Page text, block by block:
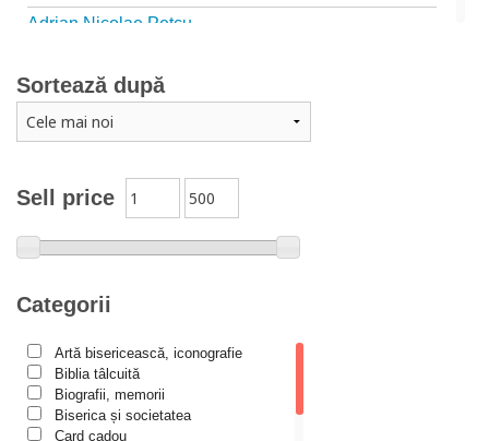
Adrian Nicolae Petcu
Adriana Petrescu
Alexandra Rotariu
Alexandru Creţu
Alexandru Huțanu
Alexandru Lascarov-Moldovanu
Alexandru Rădescu
Alexandru Tkacenko
Alexis Torrance
Sell price
Categorii
Artă bisericească, iconografie
Biblia tâlcuită
Biografii, memorii
Biserica și societatea
Card cadou
Sortează după